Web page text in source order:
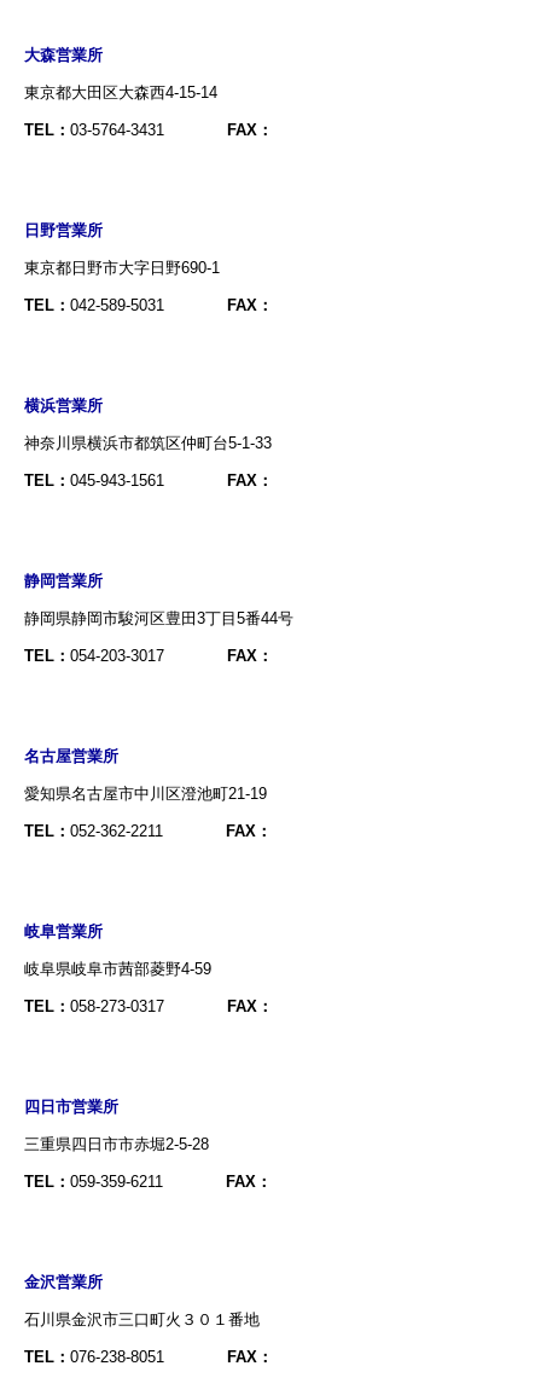
大森営業所
東京都大田区大森西4-15-14
TEL： 03-5764-3431 FAX：
日野営業所
東京都日野市大字日野690-1
TEL： 042-589-5031 FAX：
横浜営業所
神奈川県横浜市都筑区仲町台5-1-33
TEL： 045-943-1561 FAX：
静岡営業所
静岡県静岡市駿河区豊田3丁目5番44号
TEL： 054-203-3017 FAX：
名古屋営業所
愛知県名古屋市中川区澄池町21-19
TEL： 052-362-2211 FAX：
岐阜営業所
岐阜県岐阜市茜部菱野4-59
TEL： 058-273-0317 FAX：
四日市営業所
三重県四日市市赤堀2-5-28
TEL： 059-359-6211 FAX：
金沢営業所
石川県金沢市三口町火３０１番地
TEL： 076-238-8051 FAX：